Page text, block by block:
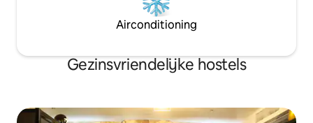
Airconditioning
Gezinsvriendelijke hostels